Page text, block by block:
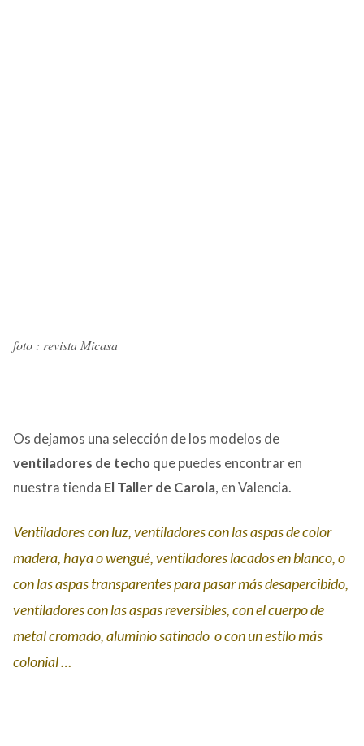
foto : revista Micasa
Os dejamos una selección de los modelos de
ventiladores de techo que puedes encontrar en
nuestra tienda El Taller de Carola, en Valencia.
Ventiladores con luz, ventiladores con las aspas de color
madera, haya o wengué, ventiladores lacados en blanco, o
con las aspas transparentes para pasar más desapercibido,
ventiladores con las aspas reversibles, con el cuerpo de
metal cromado, aluminio satinado o con un estilo más
colonial …